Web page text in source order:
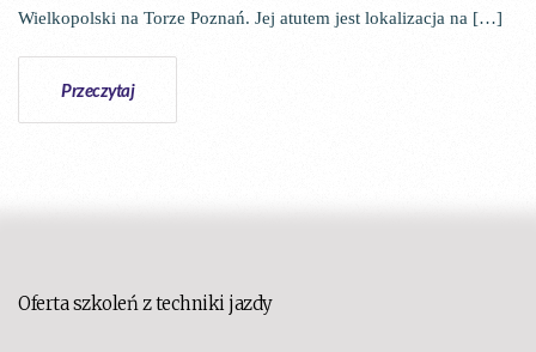
Wielkopolski na Torze Poznań. Jej atutem jest lokalizacja na […]
Przeczytaj
Oferta szkoleń z techniki jazdy